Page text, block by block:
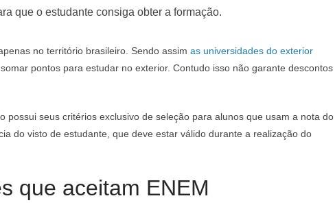
que o estudante consiga obter a formação.
no território brasileiro. Sendo assim as universidades do exterior
pontos para estudar no exterior. Contudo isso não garante descontos
possui seus critérios exclusivo de seleção para alunos que usam a nota do
do visto de estudante, que deve estar válido durante a realização do
que aceitam ENEM